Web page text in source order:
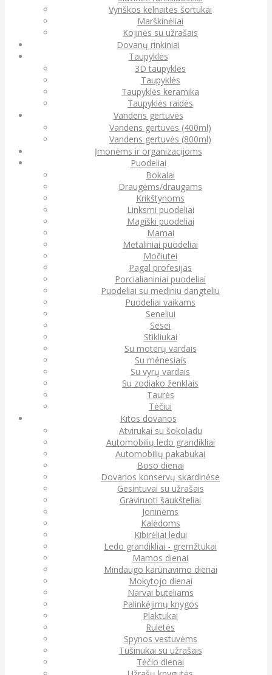
Vyriškos kelnaitės šortukai
Marškinėliai
Kojinės su užrašais
Dovanų rinkiniai
Taupyklės
3D taupyklės
Taupyklės
Taupyklės keramika
Taupyklės raidės
Vandens gertuvės
Vandens gertuvės (400ml)
Vandens gertuvės (800ml)
Įmonėms ir organizacijoms
Puodeliai
Bokalai
Draugėms/draugams
Krikštynoms
Linksmi puodeliai
Magiški puodeliai
Mamai
Metaliniai puodeliai
Močiutei
Pagal profesijas
Porcialianiniai puodeliai
Puodeliai su mediniu dangteliu
Puodeliai vaikams
Seneliui
Sesei
Stikliukai
Su moterų vardais
Su mėnesiais
Su vyrų vardais
Su zodiako ženklais
Taurės
Tėčiui
Kitos dovanos
Atvirukai su šokoladu
Automobilių ledo grandikliai
Automobilių pakabukai
Boso dienai
Dovanos konservų skardinėse
Gesintuvai su užrašais
Graviruoti šaukšteliai
Joninėms
Kalėdoms
Kibirėliai ledui
Ledo grandikliai - gremžtukai
Mamos dienai
Mindaugo karūnavimo dienai
Mokytojo dienai
Narvai buteliams
Palinkėjimų knygos
Plaktukai
Ruletės
Spynos vestuvėms
Tušinukai su užrašais
Tėčio dienai